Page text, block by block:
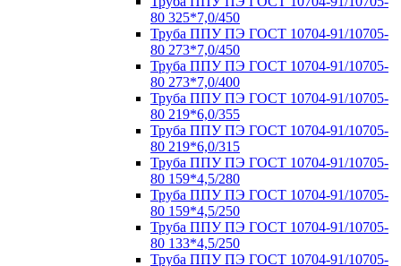
80 325*7,0/450
Труба ППУ ПЭ ГОСТ 10704-91/10705-
80 273*7,0/450
Труба ППУ ПЭ ГОСТ 10704-91/10705-
80 273*7,0/400
Труба ППУ ПЭ ГОСТ 10704-91/10705-
80 219*6,0/355
Труба ППУ ПЭ ГОСТ 10704-91/10705-
80 219*6,0/315
Труба ППУ ПЭ ГОСТ 10704-91/10705-
80 159*4,5/280
Труба ППУ ПЭ ГОСТ 10704-91/10705-
80 159*4,5/250
Труба ППУ ПЭ ГОСТ 10704-91/10705-
80 133*4,5/250
Труба ППУ ПЭ ГОСТ 10704-91/10705-